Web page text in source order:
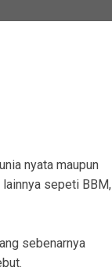
nyata maupun
sepeti BBM,
sebenarnya